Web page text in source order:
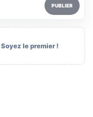
PUBLIER
le premier !